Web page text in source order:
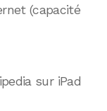
(capacité
sur iPad